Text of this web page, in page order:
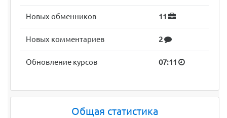
Новых обменников 11
Новых комментариев 2
Обновление курсов 07:11
Общая статистика